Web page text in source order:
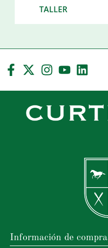
TALLER
Información de compra